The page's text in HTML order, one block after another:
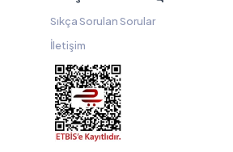
Sıkça Sorulan Sorular
İletişim